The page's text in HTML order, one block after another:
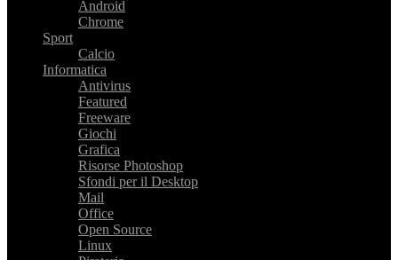
Android
Chrome
Sport
Calcio
Informatica
Antivirus
Featured
Freeware
Giochi
Grafica
Risorse Photoshop
Sfondi per il Desktop
Mail
Office
Open Source
Linux